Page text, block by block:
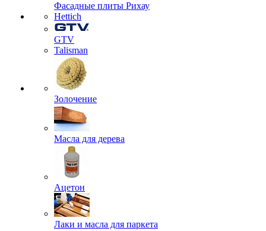
Фасадные плиты Рихау
Hettich
GTV
Talisman
Золочение
Масла для дерева
Ацетон
Лаки и масла для паркета